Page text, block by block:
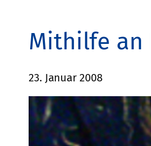
Mithilfe an
23. Januar 2008